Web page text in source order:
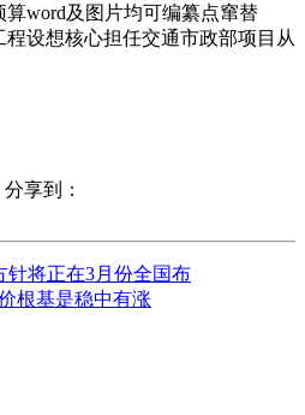
word及图片均可编纂点窜替
设想核心担任交通市政部项目从
分享到：
针将正在3月份全国布
根基是稳中有涨